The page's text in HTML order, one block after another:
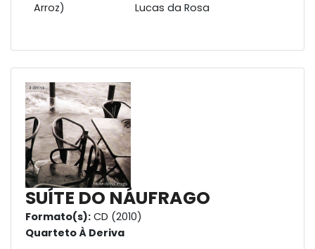
Arroz)
Lucas da Rosa
SUÍTE DO NÁUFRAGO
Formato(s): CD (2010)
Quarteto À Deriva